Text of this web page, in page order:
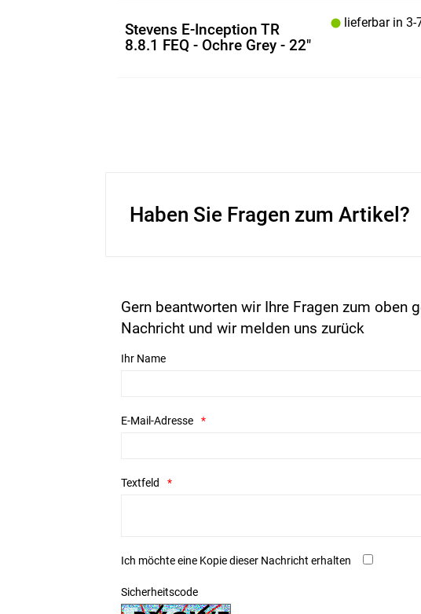
Stevens E-Inception TR
8.8.1 FEQ - Ochre Grey - 22"
lieferbar in 3-
Haben Sie Fragen zum Artikel?
Gern beantworten wir Ihre Fragen zum oben
Nachricht und wir melden uns zurück
Ihr Name
E-Mail-Adresse
Textfeld
Ich möchte eine Kopie dieser Nachricht erhalten
Sicherheitscode